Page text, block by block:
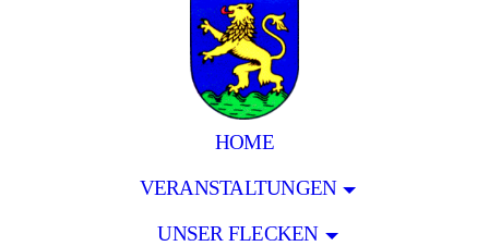
HOME
VERANSTALTUNGEN
UNSER FLECKEN